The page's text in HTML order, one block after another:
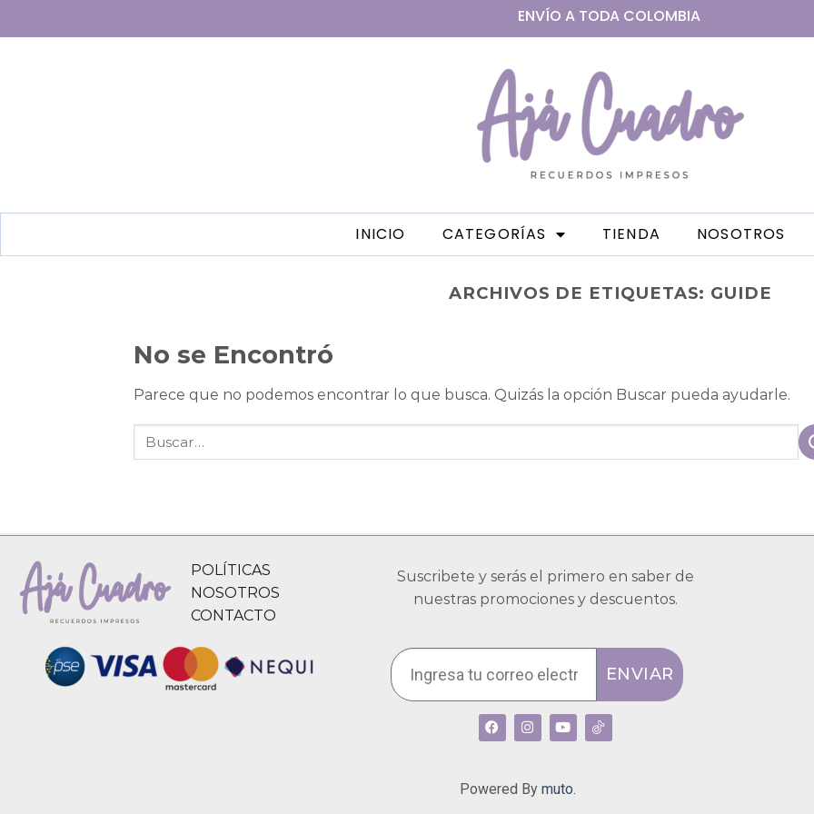
ENVÍO A TODA COLOMBIA
INICIO CATEGORÍAS TIENDA NOSOTROS
ARCHIVOS DE ETIQUETAS: GUIDE
No se Encontró
Parece que no podemos encontrar lo que busca. Quizás la opción Buscar pueda ayudarle.
POLÍTICAS
NOSOTROS
CONTACTO
Suscribete y serás el primero en saber de
nuestras promociones y descuentos.
ENVIAR
Powered By muto.